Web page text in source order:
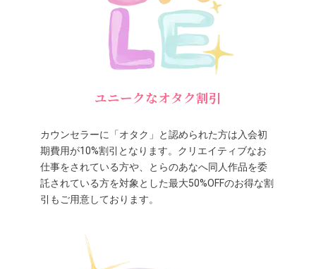
ユニークなオタク割引
カウンセラーに「オタク」と認められた方は入会初
期費用が10%割引となります。クリエイティブなお
仕事をされている方や、とらのあなへ同人作品を委
託されている方を対象とした最大50%OFFのお得な割
引もご用意しております。